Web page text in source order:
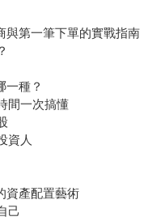
與第一筆下單的實戰指南
一種？
間一次搞懂
資人
資產配置藝術
己